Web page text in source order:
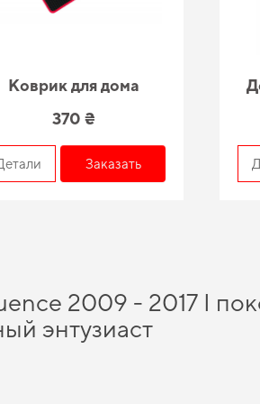
Коврик для дома
370 ₴
Заказать
2009 - 2017 I
энтузиаст
предназначенные для